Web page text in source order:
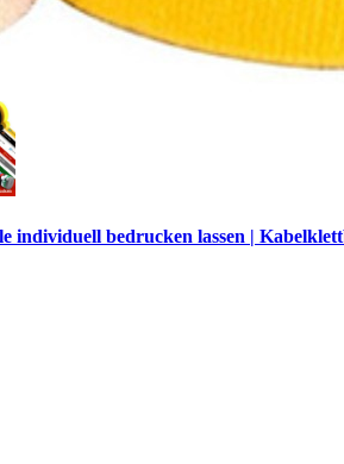
individuell bedrucken lassen |